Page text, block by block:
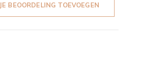
JE BEOORDELING TOEVOEGEN